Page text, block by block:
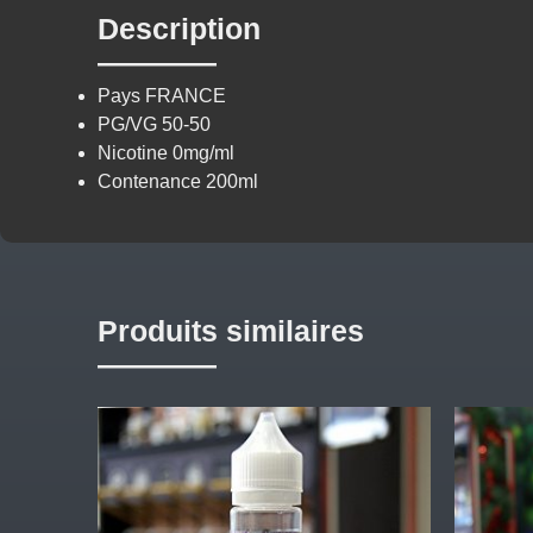
Description
Pays FRANCE
PG/VG 50-50
Nicotine 0mg/ml
Contenance 200ml
Produits similaires